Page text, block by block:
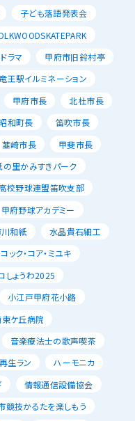
子ども落語発表会
ラマ
甲府市旧鈴村亭
竜王駅イルミネーション
甲府市長
北杜市長
和町長
笛吹市長
韮崎市長
甲斐市長
里かみすきパーク
校野球連盟笛吹支部
甲府野球アカデミー
川和紙
水晶貴石細工
ック・コア・ミユキ
しょうわ2025
小江戸甲府花小路
ケ丘病院
音楽療法士の歌声喫茶
再生ラン
ハーモニカ
情報通信設備協会
競技かるたを楽しもう